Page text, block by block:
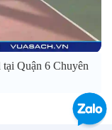
Quận 6 Chuyên